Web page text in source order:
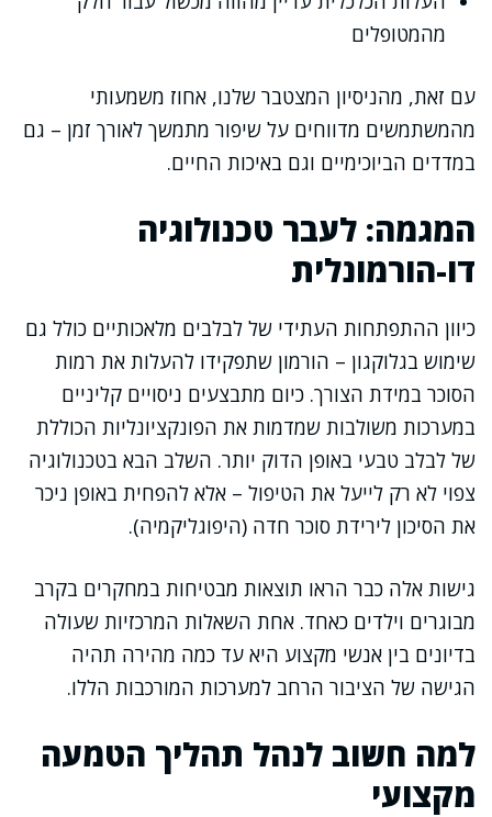
מהמטופלים
עם זאת, מהניסיון המצטבר שלנו, אחוז משמעותי
מהמשתמשים מדווחים על שיפור מתמשך לאורך זמן – גם
במדדים הביוכימיים וגם באיכות החיים.
המגמה: לעבר טכנולוגיה
דו-הורמונלית
כיוון ההתפתחות העתידי של לבלבים מלאכותיים כולל גם
שימוש בגלוקגון – הורמון שתפקידו להעלות את רמות
הסוכר במידת הצורך. כיום מתבצעים ניסויים קליניים
במערכות משולבות שמדמות את הפונקציונליות הכוללת
של לבלב טבעי באופן הדוק יותר. השלב הבא בטכנולוגיה
צפוי לא רק לייעל את הטיפול – אלא להפחית באופן ניכר
את הסיכון לירידת סוכר חדה (היפוגליקמיה).
גישות אלה כבר הראו תוצאות מבטיחות במחקרים בקרב
מבוגרים וילדים כאחד. אחת השאלות המרכזיות שעולה
בדיונים בין אנשי מקצוע היא עד כמה מהירה תהיה
הגישה של הציבור הרחב למערכות המורכבות הללו.
למה חשוב לנהל תהליך הטמעה
מקצועי